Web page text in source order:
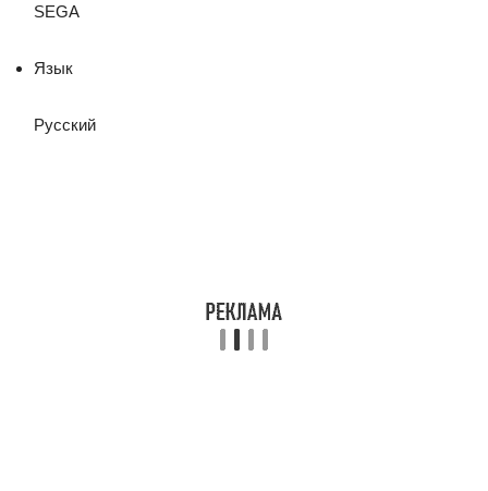
SEGA
Язык
Русский